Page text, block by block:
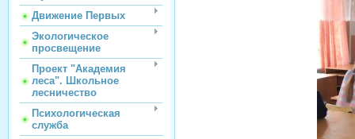
Движение Первых
Экологическое
просвещение
Проект "Академия
леса". Школьное
лесничество
Психологическая
служба